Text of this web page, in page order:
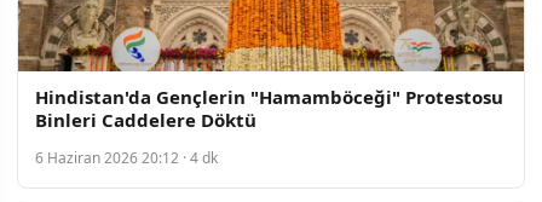
Hindistan'da Gençlerin "Hamamböceği" Protestosu
Binleri Caddelere Döktü
6 Haziran 2026 20:12 · 4 dk